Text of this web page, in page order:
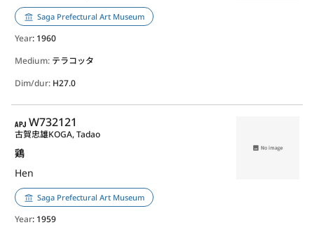
Saga Prefectural Art Museum
Year: 1960
Medium: テラコッタ
Dim/dur: H27.0
APJ
W732121
鶏
Hen
古賀忠雄KOGA, Tadao
Saga Prefectural Art Museum
Year: 1959